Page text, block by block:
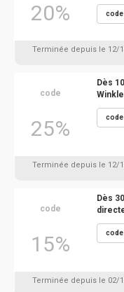
20%
Terminée depuis le 12/
code
25%
Dès
Terminée depuis le 12/
code
15%
Dès
Terminée depuis le 02/